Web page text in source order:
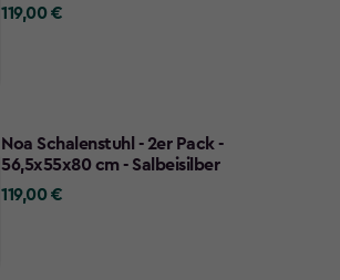
119,00
119,00 €
Noa Schalenstuhl - 2er Pack -
56,5x55x80 cm - Salbeisilber
119,00
119,00 €